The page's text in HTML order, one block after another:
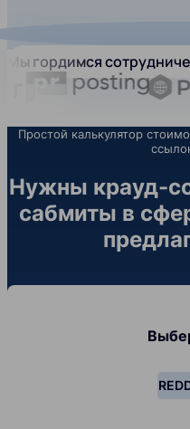
Мы гордимся
Простой калькулятор
Нужны крауд-
сабмиты в